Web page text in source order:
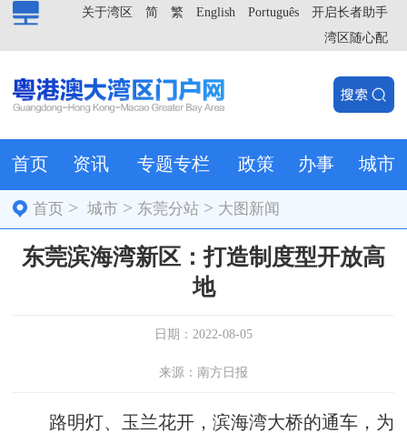
开启长者助手
Português
English
繁
简
关于湾区
湾区随心配
首页 资讯 专题专栏 政策 办事 城市
首页 >城市 > 东莞分站 > 大图新闻
东莞滨海湾新区：打造制度型开放高
地
日期：2022-08-05
来源：南方日报
路明灯、玉兰花开，滨海湾大桥的通车，为